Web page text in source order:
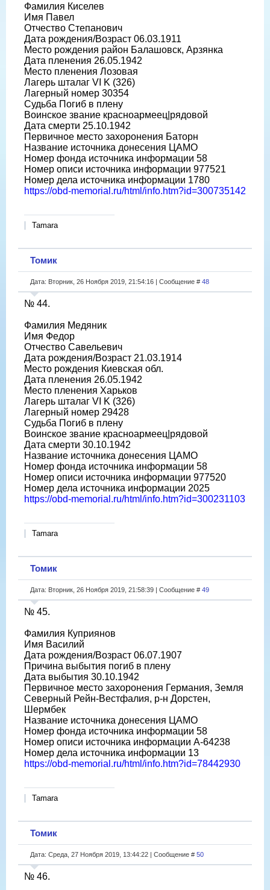
Фамилия Киселев
Имя Павел
Отчество Степанович
Дата рождения/Возраст 06.03.1911
Место рождения район Балашовск, Арзянка
Дата пленения 26.05.1942
Место пленения Лозовая
Лагерь шталаг VI K (326)
Лагерный номер 30354
Судьба Погиб в плену
Воинское звание красноармеец|рядовой
Дата смерти 25.10.1942
Первичное место захоронения Баторн
Название источника донесения ЦАМО
Номер фонда источника информации 58
Номер описи источника информации 977521
Номер дела источника информации 1780
https://obd-memorial.ru/html/info.htm?id=300735142
Tamara
Томик
Дата: Вторник, 26 Ноября 2019, 21:54:16 | Сообщение # 48
№ 44.
Фамилия Медяник
Имя Федор
Отчество Савельевич
Дата рождения/Возраст 21.03.1914
Место рождения Киевская обл.
Дата пленения 26.05.1942
Место пленения Харьков
Лагерь шталаг VI K (326)
Лагерный номер 29428
Судьба Погиб в плену
Воинское звание красноармеец|рядовой
Дата смерти 30.10.1942
Название источника донесения ЦАМО
Номер фонда источника информации 58
Номер описи источника информации 977520
Номер дела источника информации 2025
https://obd-memorial.ru/html/info.htm?id=300231103
Tamara
Томик
Дата: Вторник, 26 Ноября 2019, 21:58:39 | Сообщение # 49
№ 45.
Фамилия Куприянов
Имя Василий
Дата рождения/Возраст 06.07.1907
Причина выбытия погиб в плену
Дата выбытия 30.10.1942
Первичное место захоронения Германия, Земля
Северный Рейн-Вестфалия, р-н Дорстен,
Шермбек
Название источника донесения ЦАМО
Номер фонда источника информации 58
Номер описи источника информации A-64238
Номер дела источника информации 13
https://obd-memorial.ru/html/info.htm?id=78442930
Tamara
Томик
Дата: Среда, 27 Ноября 2019, 13:44:22 | Сообщение # 50
№ 46.